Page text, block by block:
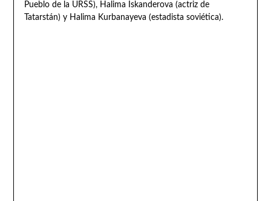
Pueblo de la URSS), Halima Iskanderova (actriz de
Tatarstán) y Halima Kurbanayeva (estadista soviética).